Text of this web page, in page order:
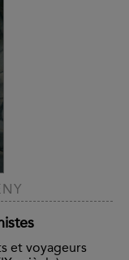
et voyageurs